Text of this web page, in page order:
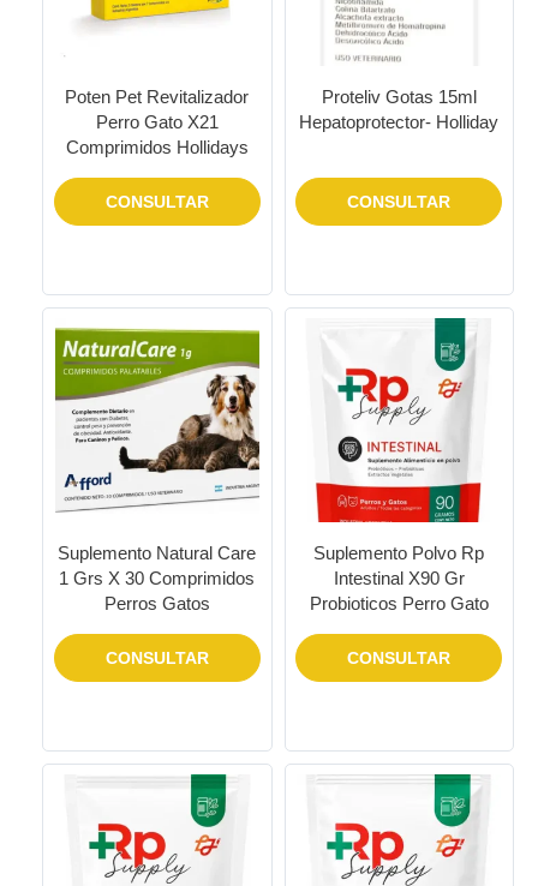
Poten Pet Revitalizador
Perro Gato X21
Comprimidos Hollidays
CONSULTAR
Proteliv Gotas 15ml
Hepatoprotector- Holliday
CONSULTAR
Suplemento Natural Care
1 Grs X 30 Comprimidos
Perros Gatos
CONSULTAR
Suplemento Polvo Rp
Intestinal X90 Gr
Probioticos Perro Gato
CONSULTAR